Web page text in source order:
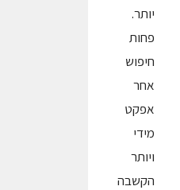
יותר.
פחות
חיפוש
אחר
אפקט
מידי
ויותר
הקשבה